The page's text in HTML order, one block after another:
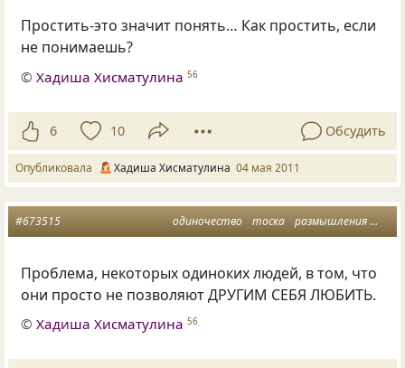
Простить-это значит понять… Как простить, если
не понимаешь?
©Хадиша Хисматулина 56
6 10 Обсудить
Опубликовала Хадиша Хисматулина 04 мая 2011
одиночество тоска размышления
#673515
Проблема, некоторых одиноких людей, в том, что
они просто не позволяют ДРУГИМ СЕБЯ ЛЮБИТЬ.
©Хадиша Хисматулина 56